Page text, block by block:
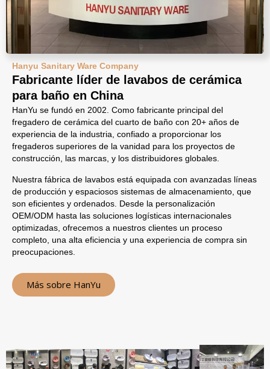
Hanyu Sanitary Ware Company
Fabricante líder de lavabos de cerámica
para baño en China
HanYu se fundó en 2002. Como fabricante principal del
fregadero de cerámica del cuarto de baño con 20+ años de
experiencia de la industria, confiado a proporcionar los
fregaderos superiores de la vanidad para los proyectos de
construcción, las marcas, y los distribuidores globales.
Nuestra fábrica de lavabos está equipada con avanzadas líneas
de producción y espaciosos sistemas de almacenamiento, que
son eficientes y ordenados. Desde la personalización
OEM/ODM hasta las soluciones logísticas internacionales
optimizadas, ofrecemos a nuestros clientes un proceso
completo, una alta eficiencia y una experiencia de compra sin
preocupaciones.
Más sobre HanYu